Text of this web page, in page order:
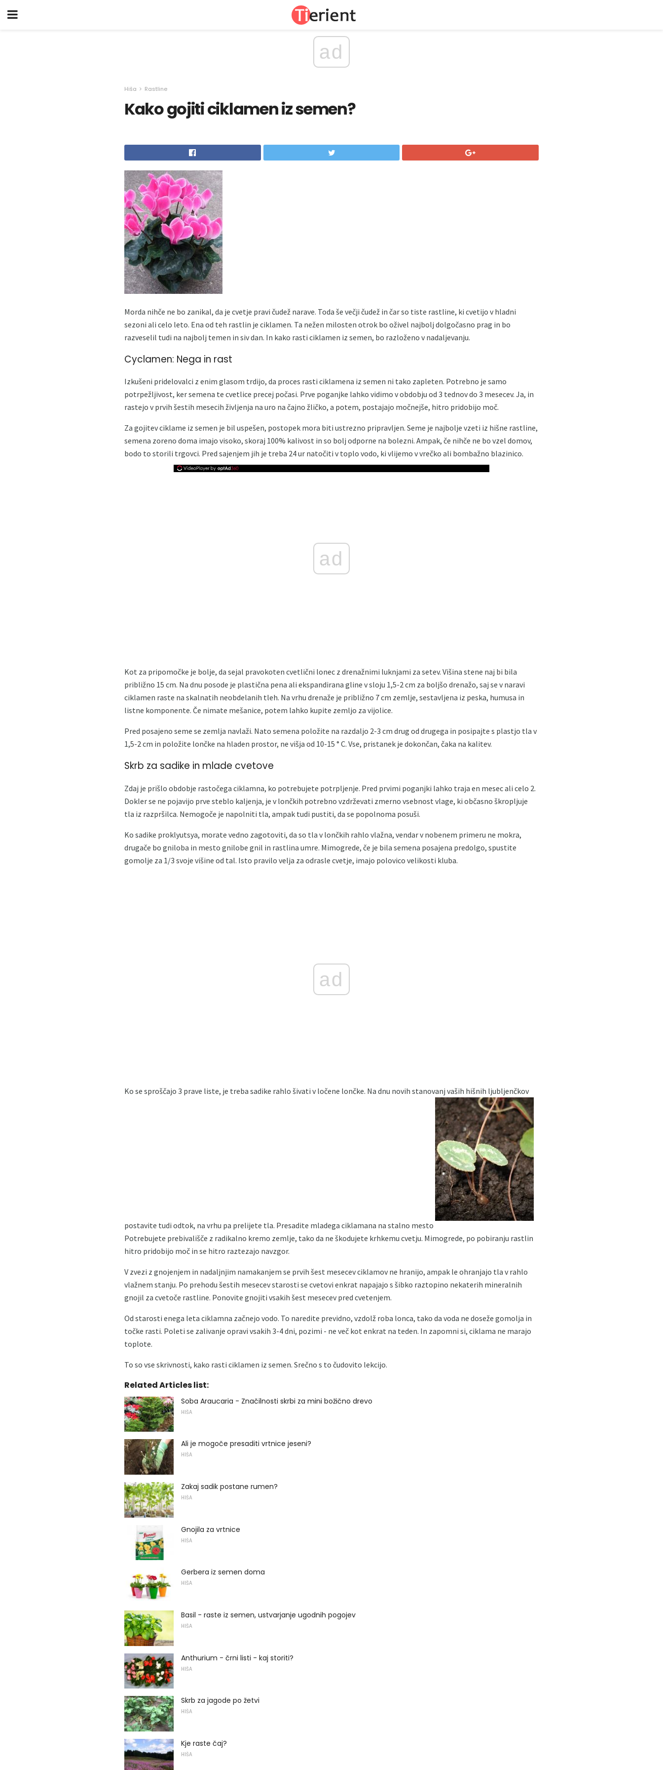
ad
Hiša Rastline
Kako gojiti ciklamen iz semen?
Morda nihče ne bo zanikal, da je cvetje pravi čudež narave. Toda še večji čudež in čar so tiste rastline, ki cvetijo v hladni
sezoni ali celo leto. Ena od teh rastlin je ciklamen. Ta nežen milosten otrok bo oživel najbolj dolgočasno prag in bo
razveselil tudi na najbolj temen in siv dan. In kako rasti ciklamen iz semen, bo razloženo v nadaljevanju.
Cyclamen: Nega in rast
Izkušeni pridelovalci z enim glasom trdijo, da proces rasti ciklamena iz semen ni tako zapleten. Potrebno je samo
potrpežljivost, ker semena te cvetlice precej počasi. Prve poganjke lahko vidimo v obdobju od 3 tednov do 3 mesecev. Ja, in
rastejo v prvih šestih mesecih življenja na uro na čajno žličko, a potem, postajajo močnejše, hitro pridobijo moč.
Za gojitev ciklame iz semen je bil uspešen, postopek mora biti ustrezno pripravljen. Seme je najbolje vzeti iz hišne rastline,
semena zoreno doma imajo visoko, skoraj 100% kalivost in so bolj odporne na bolezni. Ampak, če nihče ne bo vzel domov,
bodo to storili trgovci. Pred sajenjem jih je treba 24 ur natočiti v toplo vodo, ki vlijemo v vrečko ali bombažno blazinico.
ad
Kot za pripomočke je bolje, da sejal pravokoten cvetlični lonec z drenažnimi luknjami za setev. Višina stene naj bi bila
približno 15 cm. Na dnu posode je plastična pena ali ekspandirana gline v sloju 1,5-2 cm za boljšo drenažo, saj se v naravi
ciklamen raste na skalnatih neobdelanih tleh. Na vrhu drenaže je približno 7 cm zemlje, sestavljena iz peska, humusa in
listne komponente. Če nimate mešanice, potem lahko kupite zemljo za vijolice.
Pred posajeno seme se zemlja navlaži. Nato semena položite na razdaljo 2-3 cm drug od drugega in posipajte s plastjo tla v
1,5-2 cm in položite lončke na hladen prostor, ne višja od 10-15 ° C. Vse, pristanek je dokončan, čaka na kalitev.
Skrb za sadike in mlade cvetove
Zdaj je prišlo obdobje rastočega ciklamna, ko potrebujete potrpljenje. Pred prvimi poganjki lahko traja en mesec ali celo 2.
Dokler se ne pojavijo prve steblo kaljenja, je v lončkih potrebno vzdrževati zmerno vsebnost vlage, ki občasno škropljuje
tla iz razpršilca. Nemogoče je napolniti tla, ampak tudi pustiti, da se popolnoma posuši.
Ko sadike proklyutsya, morate vedno zagotoviti, da so tla v lončkih rahlo vlažna, vendar v nobenem primeru ne mokra,
drugače bo gniloba in mesto gnilobe gnil in rastlina umre. Mimogrede, če je bila semena posajena predolgo, spustite
gomolje za 1/3 svoje višine od tal. Isto pravilo velja za odrasle cvetje, imajo polovico velikosti kluba.
ad
Ko se sproščajo 3 prave liste, je treba sadike rahlo šivati ​​v ločene lončke. Na dnu novih stanovanj vaših hišnih ljubljenčkov
postavite tudi odtok, na vrhu pa prelijete tla. Presadite mladega ciklamana na stalno mesto
Potrebujete prebivališče z radikalno kremo zemlje, tako da ne škodujete krhkemu cvetju. Mimogrede, po pobiranju rastlin
hitro pridobijo moč in se hitro raztezajo navzgor.
V zvezi z gnojenjem in nadaljnjim namakanjem se prvih šest mesecev ciklamov ne hranijo, ampak le ohranjajo tla v rahlo
vlažnem stanju. Po prehodu šestih mesecev starosti se cvetovi enkrat napajajo s šibko raztopino nekaterih mineralnih
gnojil za cvetoče rastline. Ponovite gnojiti vsakih šest mesecev pred cvetenjem.
Od starosti enega leta ciklamna začnejo vodo. To naredite previdno, vzdolž roba lonca, tako da voda ne doseže gomolja in
točke rasti. Poleti se zalivanje opravi vsakih 3-4 dni, pozimi - ne več kot enkrat na teden. In zapomni si, ciklama ne marajo
toplote.
To so vse skrivnosti, kako rasti ciklamen iz semen. Srečno s to čudovito lekcijo.
Related Articles list:
Soba Araucaria - Značilnosti skrbi za mini božično drevo
HIŠA
Ali je mogoče presaditi vrtnice jeseni?
HIŠA
Zakaj sadik postane rumen?
HIŠA
Gnojila za vrtnice
HIŠA
Gerbera iz semen doma
HIŠA
Basil - raste iz semen, ustvarjanje ugodnih pogojev
HIŠA
Anthurium - črni listi - kaj storiti?
HIŠA
Skrb za jagode po žetvi
HIŠA
Kje raste čaj?
HIŠA